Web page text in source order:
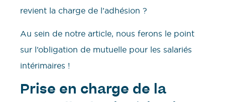
revient la charge de l’adhésion ?
Au sein de notre article, nous ferons le point
sur l’obligation de mutuelle pour les salariés
intérimaires !
Prise en charge de la